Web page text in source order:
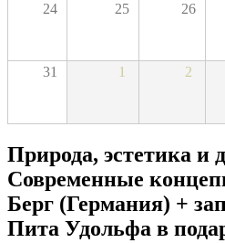
24 25 26
31 1 2
Природа, эстетика и
Современные
Берг (Германия) +
Пита Удольфа в